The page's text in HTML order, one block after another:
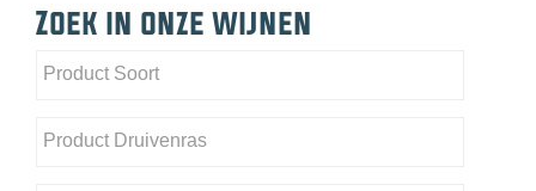
Zoek in onze wijnen